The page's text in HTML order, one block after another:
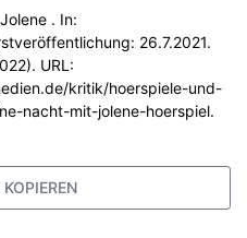
. In:
26.7.2021.
URL:
kritik/hoerspiele-und-
nacht-mit-jolene-hoerspiel.